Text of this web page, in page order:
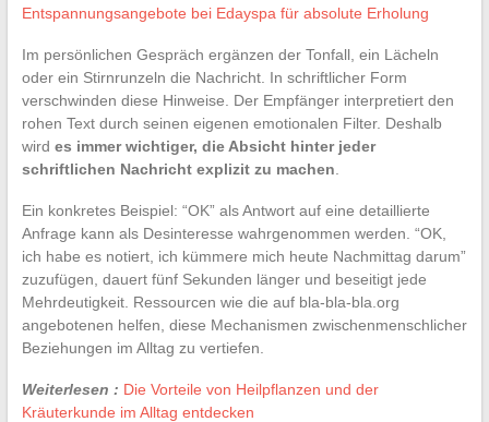
Entspannungsangebote bei Edayspa für absolute Erholung
Im persönlichen Gespräch ergänzen der Tonfall, ein Lächeln
oder ein Stirnrunzeln die Nachricht. In schriftlicher Form
verschwinden diese Hinweise. Der Empfänger interpretiert den
rohen Text durch seinen eigenen emotionalen Filter. Deshalb
wird es immer wichtiger, die Absicht hinter jeder
schriftlichen Nachricht explizit zu machen
Ein konkretes Beispiel: “OK” als Antwort auf eine detaillierte
Anfrage kann als Desinteresse wahrgenommen werden. “OK,
ich habe es notiert, ich kümmere mich heute Nachmittag darum”
zuzufügen, dauert fünf Sekunden länger und beseitigt jede
Mehrdeutigkeit. Ressourcen wie die auf bla-bla-bla.org
angebotenen helfen, diese Mechanismen zwischenmenschlicher
Beziehungen im Alltag zu vertiefen.
Weiterlesen : Die Vorteile von Heilpflanzen und der
Kräuterkunde im Alltag entdecken